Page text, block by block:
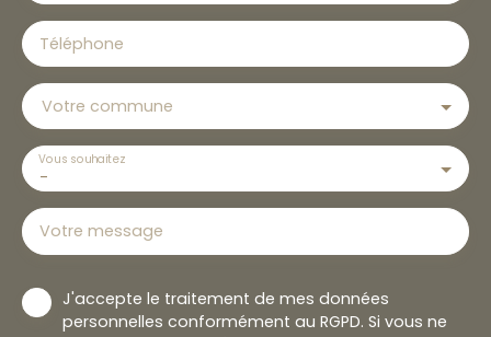
Téléphone
Votre commune
-
Vous souhaitez
Votre message
J'accepte le traitement de mes données
personnelles conformément au RGPD. Si vous ne